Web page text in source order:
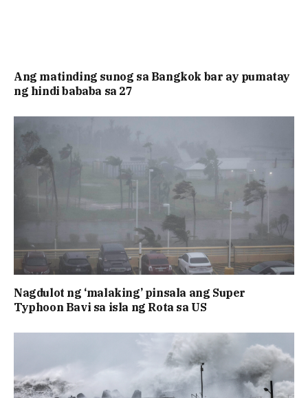
Ang matinding sunog sa Bangkok bar ay pumatay
ng hindi bababa sa 27
Nagdulot ng ‘malaking’ pinsala ang Super
Typhoon Bavi sa isla ng Rota sa US